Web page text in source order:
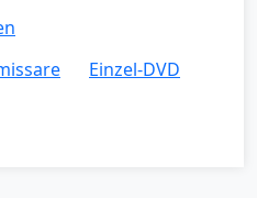
Einzel-DVD